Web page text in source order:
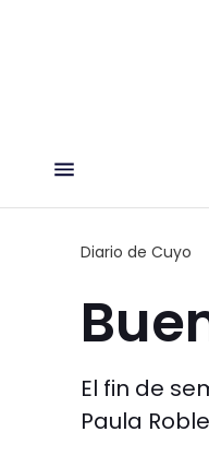
Diario de Cuyo
El fin de
Paula